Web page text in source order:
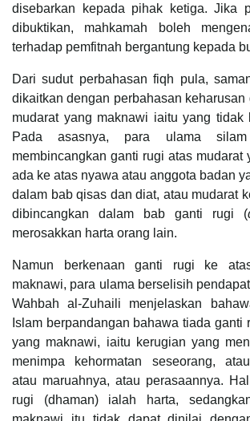
disebarkan kepada pihak ketiga. Jika
dibuktikan, mahkamah boleh
terhadap pemfitnah bergantung kepada
Dari sudut perbahasan fiqh pula,
dikaitkan dengan perbahasan keharusan
mudarat yang maknawi iaitu yang tidak
Pada asasnya, para ulama
membincangkan ganti rugi atas mudarat
ada ke atas nyawa atau anggota badan
dalam bab qisas dan diat, atau mudarat
dibincangkan dalam bab ganti rugi (
merosakkan harta orang lain.
Namun berkenaan ganti rugi ke
maknawi, para ulama berselisih
Wahbah al-Zuhaili menjelaskan
Islam berpandangan bahawa tiada ganti
yang maknawi, iaitu kerugian yang
menimpa kehormatan seseorang,
atau maruahnya, atau perasaannya.
rugi (dhaman) ialah harta,